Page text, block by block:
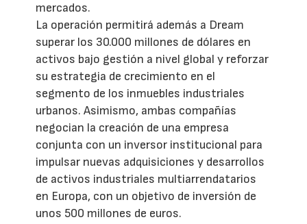
mercados.
La operación permitirá además a Dream
superar los 30.000 millones de dólares en
activos bajo gestión a nivel global y reforzar
su estrategia de crecimiento en el
segmento de los inmuebles industriales
urbanos. Asimismo, ambas compañías
negocian la creación de una empresa
conjunta con un inversor institucional para
impulsar nuevas adquisiciones y desarrollos
de activos industriales multiarrendatarios
en Europa, con un objetivo de inversión de
unos 500 millones de euros.